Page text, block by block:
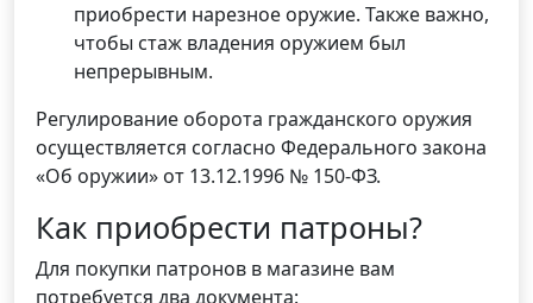
приобрести нарезное оружие. Также важно,
чтобы стаж владения оружием был
непрерывным.
Регулирование оборота гражданского оружия
осуществляется согласно Федерального закона
«Об оружии» от 13.12.1996 № 150-ФЗ.
Как приобрести патроны?
Для покупки патронов в магазине вам
потребуется два документа: